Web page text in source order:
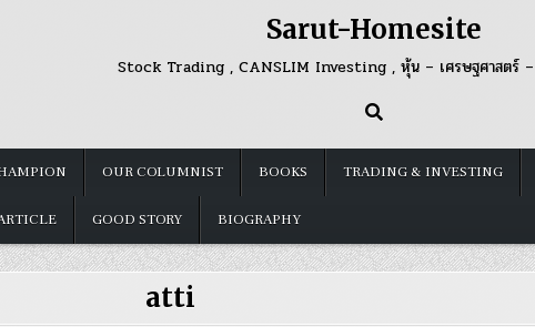
Sarut-Homesite
Stock Trading , CANSLIM Investing , หุ้น – เศรษฐศาสตร์ –
OUR COLUMNIST BOOKS TRADING & INVESTING
GOOD STORY BIOGRAPHY
atti